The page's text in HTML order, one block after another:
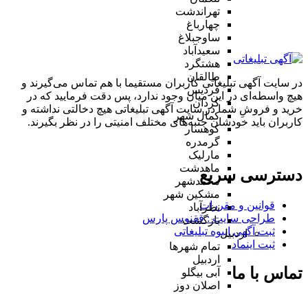
تهراندشت
چهارباغ
ساوجبلاغ
سعیدآباد
هشتگرد
طالقان
فردیس
کردان
کمال شهر
کوهسار
گرمدره
مارلیک
ماهدشت
محمدشهر
مشکین شهر
نظرآباد
بازگشت
اردبیل
تمام شهر‌ها
اردبیل
آبی بیگلو
اصلان دوز
در سایت آگهی تبلیغاتی کاربران مستقیما با هم تماس می‌گیرند و
هیچ واسطه‌ای در این میان وجود ندارد، پس دقت فرمایید که در
خرید و فروشِ شما در سایت آگهی تبلیغاتی هیچ دخالتی نداشته و
کاربران باید خودشان جنبه‌های مختلف امنیتی را در نظر بگیرند.
دسترسی سریع
قوانین و مقررات
طراحی سایت : ققنوس پارس
ثبت آگهی انبوه تبلیغاتی
ثبت اینماد
تماس با ما